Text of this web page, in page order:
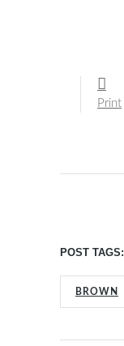
Print
POST TAGS:
BROWN